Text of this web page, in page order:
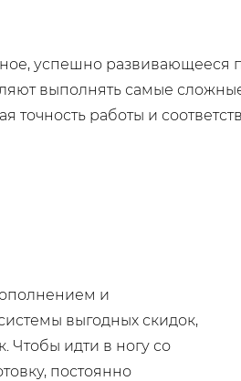
успешно
выполнять самые
точность работы и
и
выгодных скидок,
идти в ногу со
постоянно